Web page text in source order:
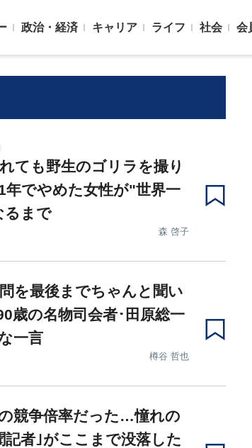
政治・経済 キャリア ライフ 社会 会
ても野生のゴリラを撮り
でやめた女性が"世界一
るまで
森 啓子
を最後までちゃんと聞い
歳の名物司会者･田原総一
一言
樽谷 哲也
競争倍率だった…憧れの
記者｣がここまで没落した